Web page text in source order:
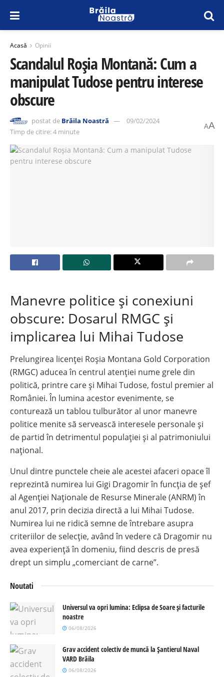
Acasă Opinii
Scandalul Roșia Montană: Cum a
manipulat Tudose pentru interese
obscure
postat de Brăila Noastră
09/02/2024
Timp de citire: 4 minute
AA
Manevre politice și conexiuni
obscure: Dosarul RMGC și
implicarea lui Mihai Tudose
Prelungirea licenței Roșia Montana Gold Corporation
(RMGC) aducea în centrul atenției nume grele din
politică, printre care și Mihai Tudose, fostul premier al
României. În lumina acestor evenimente, se
conturează un tablou tulburător al unor manevre
politice menite să servească interesele personale și
de partid în detrimentul populației și al patrimoniului
național.
Unul dintre punctele cheie ale acestei afaceri opace îl
reprezintă numirea lui Gigi Dragomir în funcția de șef
al Agenției Naționale de Resurse Minerale (ANRM) în
anul 2017, prin decizia directă a lui Mihai Tudose.
Numirea lui ne ridică semne de întrebare asupra
criteriilor de selecție, având în vedere că Dragomir nu
avea experiență în domeniu, fiind descris de presă
drept un simplu „comerciant de carne”.
Noutati
Universul va opri lumina: Eclipsa de Soare și facturile
noastre
06/08/2026
Grav accident colectiv de muncă la Șantierul Naval
VARD Brăila
06/08/2026